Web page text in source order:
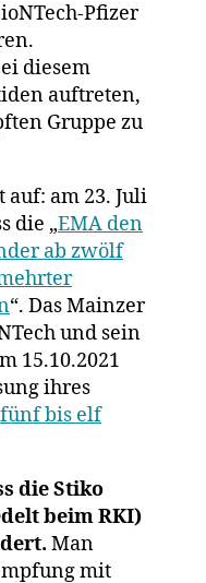
Pfizer
diesem
auftreten,
Gruppe zu
am 23. Juli
die „EMA den
ab zwölf
“. Das Mainzer
und sein
15.10.2021
ihres
fünf bis elf
die Stiko
beim RKI)
Man
mit